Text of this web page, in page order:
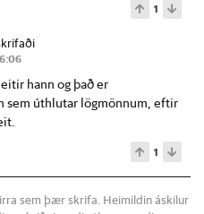
1
hann og það er
sem úthlutar lögmönnum, eftir
1
sem þær skrifa. Heimildin áskilur